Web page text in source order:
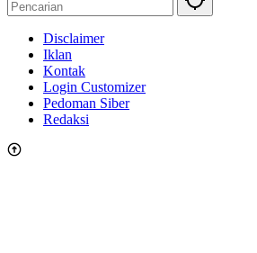
Disclaimer
Iklan
Kontak
Login Customizer
Pedoman Siber
Redaksi